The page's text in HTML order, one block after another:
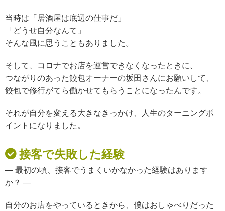
当時は 「居酒屋は底辺の仕事だ」
「どうせ自分なんて」
そんな風に思うこともありました。
そして、コロナでお店を運営できなくなったときに、
つながりのあった餃包オーナーの坂田さんにお願いして、
餃包で修行がてら働かせてもらうことになったんです。
それが自分を変える大きなきっかけ、人生のターニングポ
イントになりました。
接客で失敗した経験
— 最初の頃、接客でうまくいかなかった経験はあります
か？ —
自分のお店をやっているときから、僕はおしゃべりだった